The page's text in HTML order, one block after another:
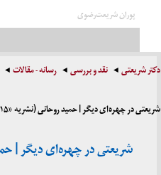
پوران شریعت‌رضوی
دکتر شریعتی نقد و بررسی رسانه - مقالات
شریعتی در چهره‌ای دیگر | حمید روحانی (نشریه «۱۵ خرداد» ـ پاییز و زمستان ۱۳۷۲)